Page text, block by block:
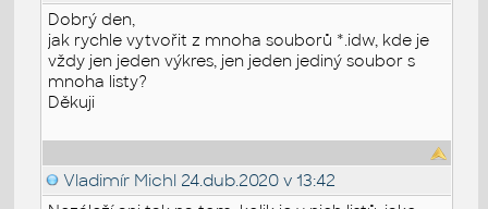
Dobrý den,
jak rychle vytvořit z mnoha souborů *.idw, kde je
vždy jen jeden výkres, jen jeden jediný soubor s
mnoha listy?
Děkuji
Vladimír Michl 24.dub.2020 v 13:42